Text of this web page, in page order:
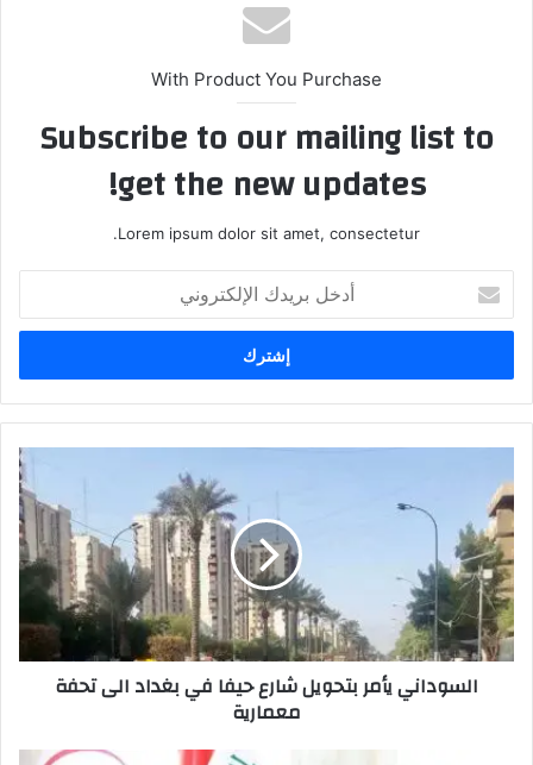
With Product You Purchase
Subscribe to our mailing list to
get the new updates!
Lorem ipsum dolor sit amet, consectetur.
بريدك
الإلكتروني
يأمر
بتحويل
شارع
حيفا
في
بغداد
الى
تحفة
معماريةالسوداني يأمر بتحويل شارع حيفا في بغداد الى تحفة
معمارية